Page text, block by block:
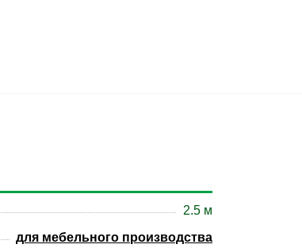
2.5 м
для мебельного производства